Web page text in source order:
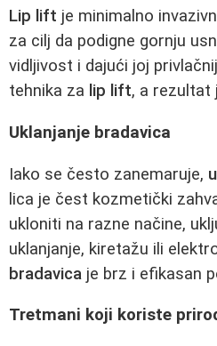
Lip lift je minimalno
za cilj da podigne gornju
vidljivost i dajući joj
tehnika za lip lift, a rezultat
Uklanjanje bradavica
Iako se često zanemaruje,
lica je čest kozmetički
ukloniti na razne načine,
uklanjanje, kiretažu ili
bradavica je brz i efikasan
Tretmani koji koriste